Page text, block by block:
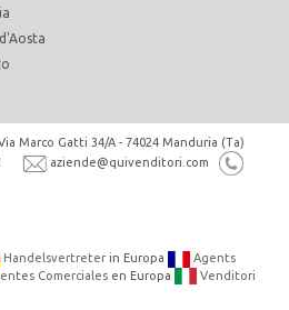
Marco Gatti 34/A - 74024 Manduria (Ta)
aziende@quivenditori.com
Handelsvertreter in Europa
Agents
Comerciales en Europa
Venditori